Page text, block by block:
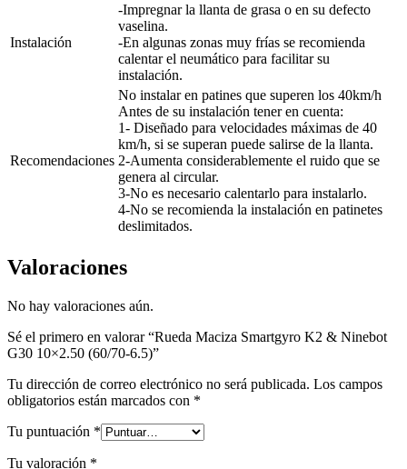
Instalación
-Impregnar la llanta de grasa o en su defecto
vaselina.
-En algunas zonas muy frías se recomienda
calentar el neumático para facilitar su
instalación.
Recomendaciones
No instalar en patines que superen los 40km/h
Antes de su instalación tener en cuenta:
1- Diseñado para velocidades máximas de 40
km/h, si se superan puede salirse de la llanta.
2-Aumenta considerablemente el ruido que se
genera al circular.
3-No es necesario calentarlo para instalarlo.
4-No se recomienda la instalación en patinetes
deslimitados.
Valoraciones
No hay valoraciones aún.
Sé el primero en valorar “Rueda Maciza Smartgyro K2 & Ninebot
G30 10×2.50 (60/70-6.5)”
Tu dirección de correo electrónico no será publicada. Los campos
obligatorios están marcados con *
Tu puntuación *
Tu valoración *